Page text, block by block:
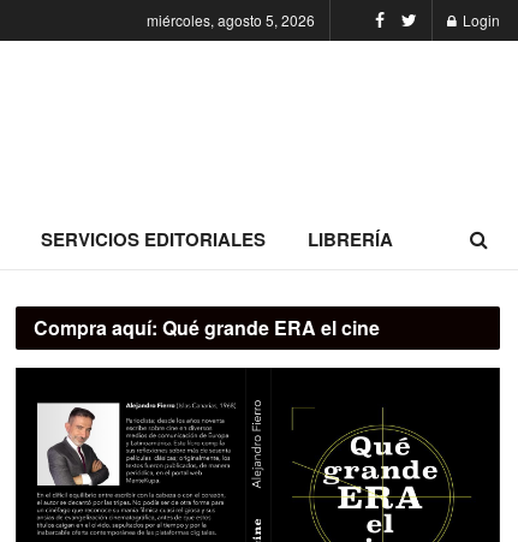
miércoles, agosto 5, 2026 Login
SERVICIOS EDITORIALES LIBRERÍA
Compra aquí: Qué grande ERA el cine